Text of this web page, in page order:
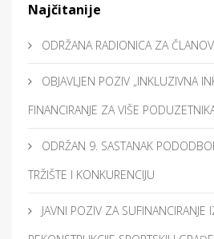
Najčitanije
ODRŽANA RADIONICA ZA
OBJAVLJEN POZIV „INKLUZIVNA
FINANCIRANJE ZA VIŠE
ODRŽAN 9. SASTANAK
TRŽIŠTE I KONKURENCIJU
JAVNI POZIV ZA SUFINANCIRANJE